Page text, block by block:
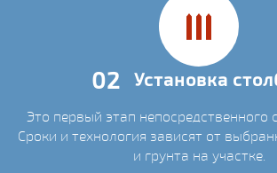
02 Установка
Это первый этап непосредственного
Сроки и технология зависят от
и грунта на участке.